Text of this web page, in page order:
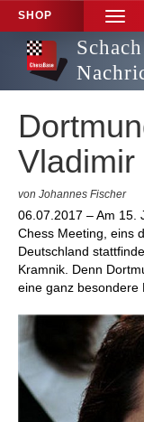
SHOP
TOGGLE
Schach
von Johannes Fischer
06.07.2017 – Am 15.
Chess Meeting, eins
Deutschland
Kramnik. Denn
eine ganz besondere